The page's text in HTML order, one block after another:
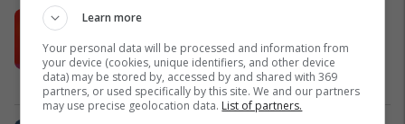
Këtë herë me kartelë gërvishtëse
plotësisht digjitale dhe mbi 40 mijë
shpërblime instant!
Meridian
Learn more
Your personal data will be processed and information from
your device (cookies, unique identifiers, and other device
data) may be stored by, accessed by and shared with 369
partners, or used specifically by this site. We and our partners
may use precise geolocation data. List of partners.